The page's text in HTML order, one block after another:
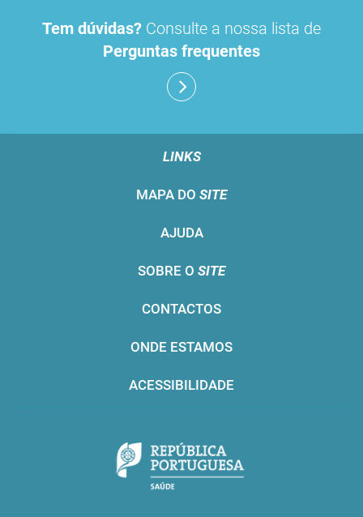
Tem dúvidas? Consulte a nossa lista de
Perguntas frequentes
LINKS
MAPA DO SITE
AJUDA
SOBRE O SITE
CONTACTOS
ONDE ESTAMOS
ACESSIBILIDADE